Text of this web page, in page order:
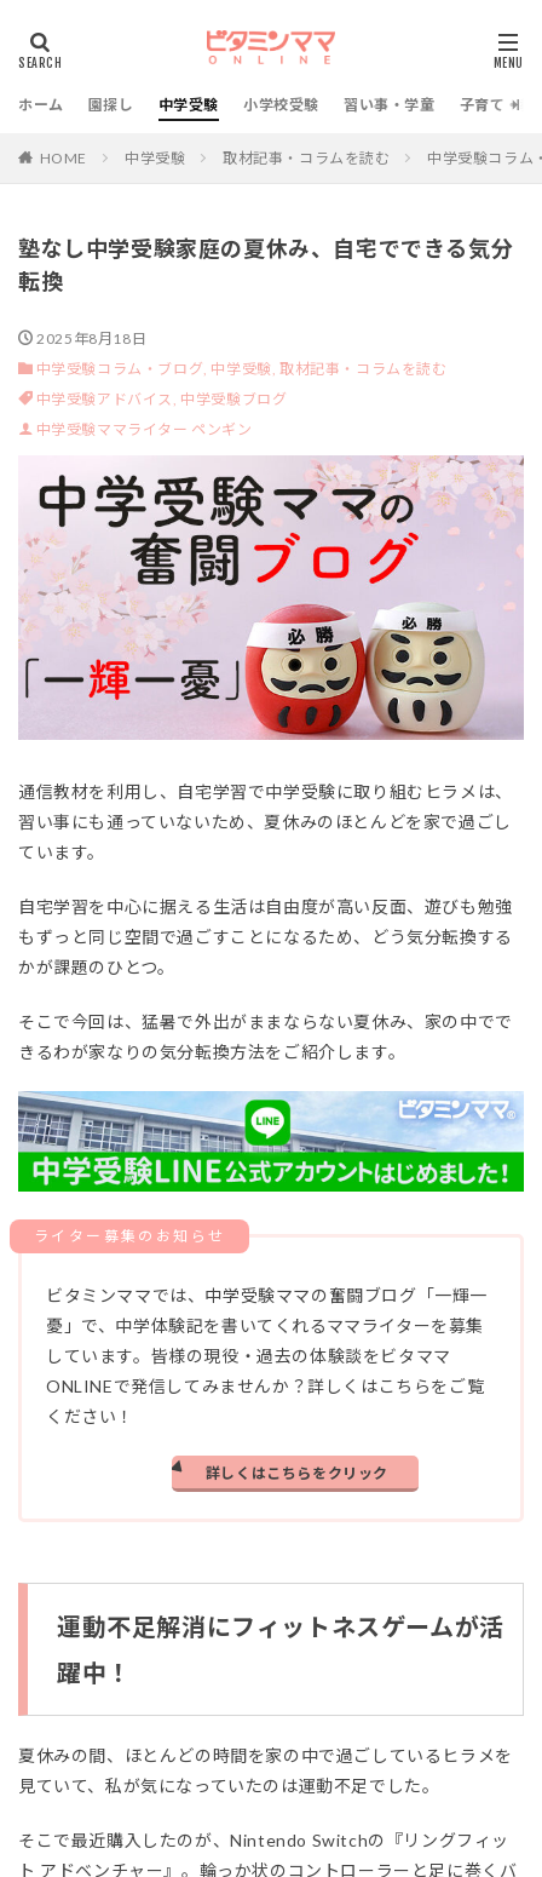
ホーム 園探し 中学受験 小学校受験 習い事・学童 子育て・教
HOME 中学受験 取材記事・コラムを読む 中学受験コラム
塾なし中学受験家庭の夏休み、自宅でできる気分
転換
2025年8月18日
中学受験コラム・ブログ, 中学受験, 取材記事・コラムを読む
中学受験アドバイス, 中学受験ブログ
中学受験ママライター ペンギン
通信教材を利用し、自宅学習で中学受験に取り組むヒラメは、
習い事にも通っていないため、夏休みのほとんどを家で過ごし
ています。
自宅学習を中心に据える生活は自由度が高い反面、遊びも勉強
もずっと同じ空間で過ごすことになるため、どう気分転換する
かが課題のひとつ。
そこで今回は、猛暑で外出がままならない夏休み、家の中でで
きるわが家なりの気分転換方法をご紹介します。
ビタミンママでは、中学受験ママの奮闘ブログ「一輝一
憂」で、中学体験記を書いてくれるママライターを募集
しています。皆様の現役・過去の体験談をビタママ
ONLINEで発信してみませんか？詳しくはこちらをご覧
ください！
詳しくはこちらをクリック
運動不足解消にフィットネスゲームが活
躍中！
夏休みの間、ほとんどの時間を家の中で過ごしているヒラメを
見ていて、私が気になっていたのは運動不足でした。
そこで最近購入したのが、Nintendo Switchの『リングフィッ
ト アドベンチャー』。輪っか状のコントローラーと足に巻くバ